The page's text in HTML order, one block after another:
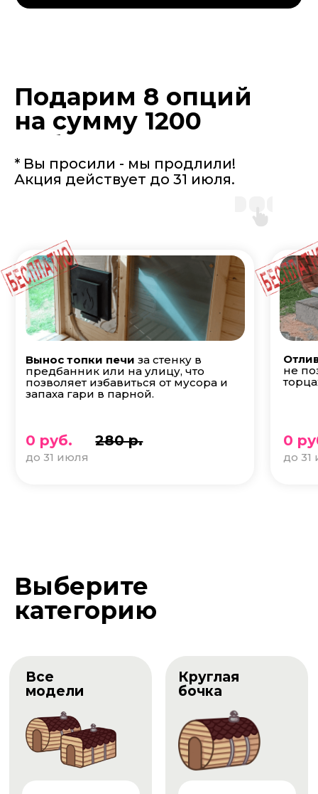
Подарим 8 опций
на сумму 1200
руб.
* Вы просили - мы продлили!
Акция действует до 31 июля.
не
Вынос топки печи за стенку в
предбанник или на улицу, что
позволяет избавиться от мусора и
запаха гари в парной.
до 31 июля
0 руб. 280 р. 0
до 31
Выберите
категорию
Все
модели
Круглая
бочка